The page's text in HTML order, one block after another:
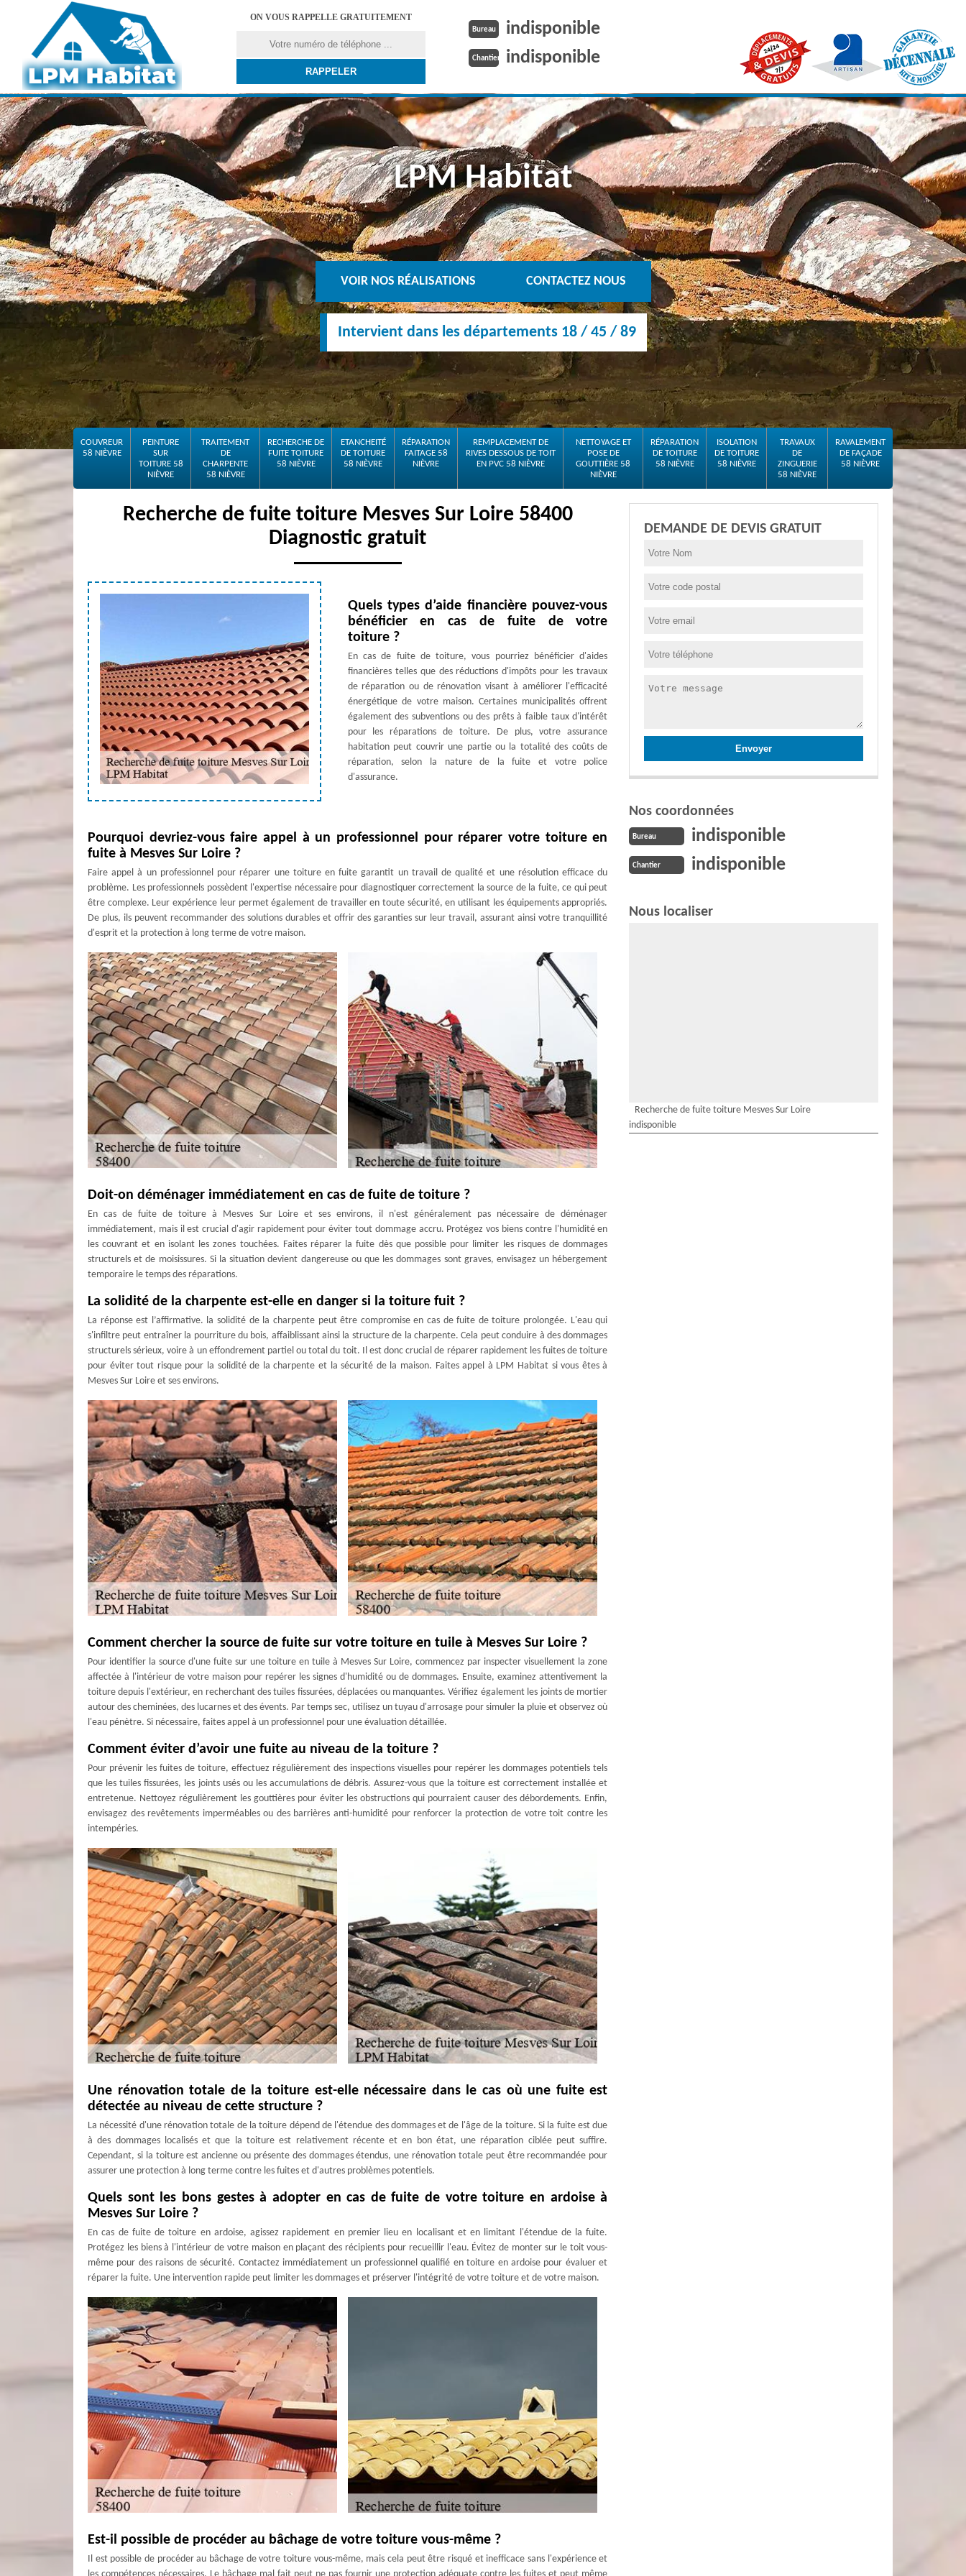
ON VOUS RAPPELLE GRATUITEMENT
Bureau indisponible
Chantier indisponible
LPM Habitat
VOIR NOS RÉALISATIONS CONTACTEZ NOUS
Intervient dans les départements 18 / 45 / 89
COUVREUR
58 NIÈVRE
PEINTURE
SUR
TOITURE 58
NIÈVRE
TRAITEMENT
DE
CHARPENTE
58 NIÈVRE
RECHERCHE DE
FUITE TOITURE
58 NIÈVRE
ETANCHEITÉ
DE TOITURE
58 NIÈVRE
RÉPARATION
FAITAGE 58
NIÈVRE
REMPLACEMENT DE
RIVES DESSOUS DE TOIT
EN PVC 58 NIÈVRE
NETTOYAGE ET
POSE DE
GOUTTIÈRE 58
NIÈVRE
RÉPARATION
DE TOITURE
58 NIÈVRE
ISOLATION
DE TOITURE
58 NIÈVRE
TRAVAUX
DE
ZINGUERIE
58 NIÈVRE
RAVALEMENT
DE FAÇADE
58 NIÈVRE
Recherche de fuite toiture Mesves Sur Loire 58400
Diagnostic gratuit
Quels types d’aide financière pouvez-vous
bénéficier en cas de fuite de votre
toiture ?
En cas de fuite de toiture, vous pourriez bénéficier d'aides
financières telles que des réductions d'impôts pour les travaux
de réparation ou de rénovation visant à améliorer l'efficacité
énergétique de votre maison. Certaines municipalités offrent
également des subventions ou des prêts à faible taux d'intérêt
pour les réparations de toiture. De plus, votre assurance
habitation peut couvrir une partie ou la totalité des coûts de
réparation, selon la nature de la fuite et votre police
d'assurance.
Pourquoi devriez-vous faire appel à un professionnel pour réparer votre toiture en
fuite à Mesves Sur Loire ?
Faire appel à un professionnel pour réparer une toiture en fuite garantit un travail de qualité et une résolution efficace du
problème. Les professionnels possèdent l'expertise nécessaire pour diagnostiquer correctement la source de la fuite, ce qui peut
être complexe. Leur expérience leur permet également de travailler en toute sécurité, en utilisant les équipements appropriés.
De plus, ils peuvent recommander des solutions durables et offrir des garanties sur leur travail, assurant ainsi votre tranquillité
d'esprit et la protection à long terme de votre maison.
Doit-on déménager immédiatement en cas de fuite de toiture ?
En cas de fuite de toiture à Mesves Sur Loire et ses environs, il n'est généralement pas nécessaire de déménager
immédiatement, mais il est crucial d'agir rapidement pour éviter tout dommage accru. Protégez vos biens contre l'humidité en
les couvrant et en isolant les zones touchées. Faites réparer la fuite dès que possible pour limiter les risques de dommages
structurels et de moisissures. Si la situation devient dangereuse ou que les dommages sont graves, envisagez un hébergement
temporaire le temps des réparations.
La solidité de la charpente est-elle en danger si la toiture fuit ?
La réponse est l’affirmative. la solidité de la charpente peut être compromise en cas de fuite de toiture prolongée. L'eau qui
s'infiltre peut entraîner la pourriture du bois, affaiblissant ainsi la structure de la charpente. Cela peut conduire à des dommages
structurels sérieux, voire à un effondrement partiel ou total du toit. Il est donc crucial de réparer rapidement les fuites de toiture
pour éviter tout risque pour la solidité de la charpente et la sécurité de la maison. Faites appel à LPM Habitat si vous êtes à
Mesves Sur Loire et ses environs.
Comment chercher la source de fuite sur votre toiture en tuile à Mesves Sur Loire ?
Pour identifier la source d'une fuite sur une toiture en tuile à Mesves Sur Loire, commencez par inspecter visuellement la zone
affectée à l'intérieur de votre maison pour repérer les signes d'humidité ou de dommages. Ensuite, examinez attentivement la
toiture depuis l'extérieur, en recherchant des tuiles fissurées, déplacées ou manquantes. Vérifiez également les joints de mortier
autour des cheminées, des lucarnes et des évents. Par temps sec, utilisez un tuyau d'arrosage pour simuler la pluie et observez où
l'eau pénètre. Si nécessaire, faites appel à un professionnel pour une évaluation détaillée.
Comment éviter d’avoir une fuite au niveau de la toiture ?
Pour prévenir les fuites de toiture, effectuez régulièrement des inspections visuelles pour repérer les dommages potentiels tels
que les tuiles fissurées, les joints usés ou les accumulations de débris. Assurez-vous que la toiture est correctement installée et
entretenue. Nettoyez régulièrement les gouttières pour éviter les obstructions qui pourraient causer des débordements. Enfin,
envisagez des revêtements imperméables ou des barrières anti-humidité pour renforcer la protection de votre toit contre les
intempéries.
Une rénovation totale de la toiture est-elle nécessaire dans le cas où une fuite est
détectée au niveau de cette structure ?
La nécessité d'une rénovation totale de la toiture dépend de l'étendue des dommages et de l'âge de la toiture. Si la fuite est due
à des dommages localisés et que la toiture est relativement récente et en bon état, une réparation ciblée peut suffire.
Cependant, si la toiture est ancienne ou présente des dommages étendus, une rénovation totale peut être recommandée pour
assurer une protection à long terme contre les fuites et d'autres problèmes potentiels.
Quels sont les bons gestes à adopter en cas de fuite de votre toiture en ardoise à
Mesves Sur Loire ?
En cas de fuite de toiture en ardoise, agissez rapidement en premier lieu en localisant et en limitant l'étendue de la fuite.
Protégez les biens à l'intérieur de votre maison en plaçant des récipients pour recueillir l'eau. Évitez de monter sur le toit vous-
même pour des raisons de sécurité. Contactez immédiatement un professionnel qualifié en toiture en ardoise pour évaluer et
réparer la fuite. Une intervention rapide peut limiter les dommages et préserver l'intégrité de votre toiture et de votre maison.
Est-il possible de procéder au bâchage de votre toiture vous-même ?
Il est possible de procéder au bâchage de votre toiture vous-même, mais cela peut être risqué et inefficace sans l'expérience et
DEMANDE DE DEVIS GRATUIT
Nos coordonnées
Bureau indisponible
Chantier indisponible
Nous localiser
Recherche de fuite toiture Mesves Sur Loire
indisponible